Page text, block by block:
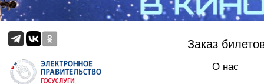
Заказ
О нас